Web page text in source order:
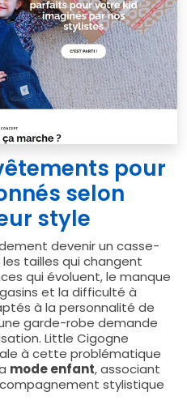
pour
selon
style
devenir un casse-
tailles qui changent
qui évoluent, le manque
et la difficulté à
à la personnalité de
garde-robe demande
Little Cigogne
à cette problématique
mode enfant, associant
stylistique